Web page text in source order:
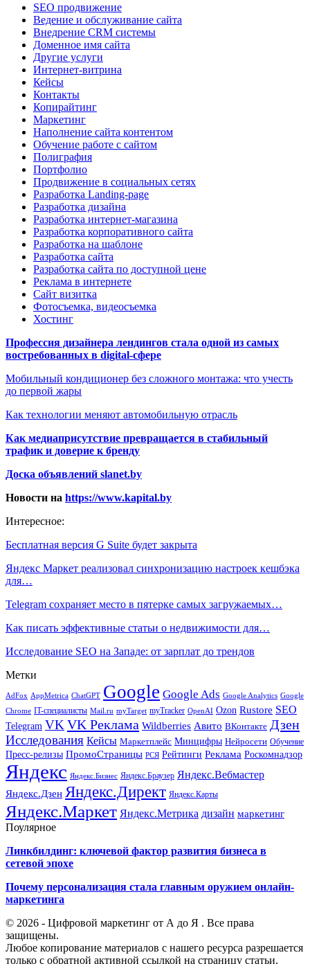
SEO продвижение
Ведение и обслуживание сайта
Внедрение CRM системы
Доменное имя сайта
Другие услуги
Интернет-витрина
Кейсы
Контакты
Копирайтинг
Маркетинг
Наполнение сайта контентом
Обучение работе с сайтом
Полиграфия
Портфолио
Продвижение в социальных сетях
Разработка Landing-page
Разработка дизайна
Разработка интернет-магазина
Разработка корпоративного сайта
Разработка на шаблоне
Разработка сайта
Разработка сайта по доступной цене
Реклама в интернете
Сайт визитка
Фотосъемка, видеосъемка
Хостинг
Профессия дизайнера лендингов стала одной из самых
востребованных в digital-сфере
Мобильный кондиционер без сложного монтажа: что учесть
до первой жары
Как технологии меняют автомобильную отрасль
Как медиаприсутствие превращается в стабильный
трафик и доверие к бренду
Доска объявлений slanet.by
Новости на https://www.kapital.by
Интересное:
Бесплатная версия G Suite будет закрыта
Яндекс Маркет реализовал синхронизацию настроек кешбэка
для…
Telegram сохраняет место в пятерке самых загружаемых…
Как писать эффективные статьи о недвижимости для…
Исследование SEO на Западе: от зарплат до трендов
Метки
AdFox AppMetrica ChatGPT Google Google Ads Google Analytics Google
Chrome IT-специалисты Mail.ru myTarget myTracker OpenAI Ozon Rustore SEO
Telegram VK VK Реклама Wildberries Авито ВКонтакте Дзен
Исследования Кейсы Маркетплейс Минцифры Нейросети Обучение
Пресс-релизы ПромоСтраницы РСЯ Рейтинги Реклама Роскомнадзор
Яндекс Яндекс.Бизнес Яндекс.Браузер Яндекс.Вебмастер
Яндекс.Дзен Яндекс.Директ Яндекс.Карты
Яндекс.Маркет Яндекс.Метрика дизайн маркетинг
Поулярное
Линкбилдинг: ключевой фактор развития бизнеса в
сетевой эпохе
Почему персонализация стала главным оружием онлайн-
маркетинга
© 2026 - Цифровой маркетинг от А до Я . Все права
защищены.
Любое копирование материалов с нашего ресурса разрешается
только с обратной активной ссылкой на страницу статьи.